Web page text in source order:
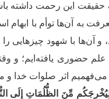
این رحمت داشته
به آن‌ها توأم با ابهام
آن‌ها با شهود چیزهایی
یافته‌ایم؛ و وقتی
اثر صلوات خدا و
مِّنَ الظُّلُمَاتِ إِلَى